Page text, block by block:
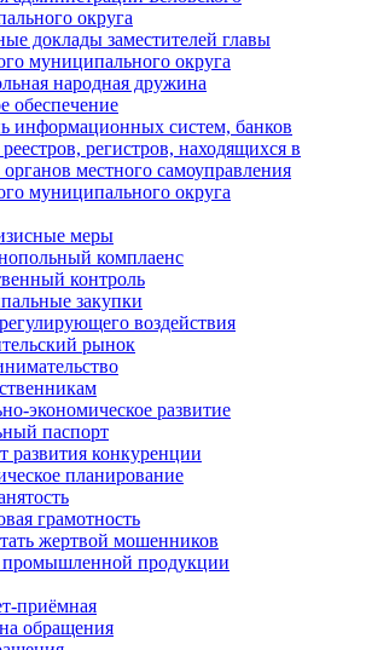
округа
доклады заместителей главы
муниципального округа
народная дружина
обеспечение
информационных систем, банков
регистров, находящихся в
местного самоуправления
муниципального округа
меры
комплаенс
контроль
закупки
воздействия
рынок
экономическое развитие
паспорт
развития конкуренции
планирование
грамотность
жертвой мошенников
промышленной продукции
приёмная
обращения